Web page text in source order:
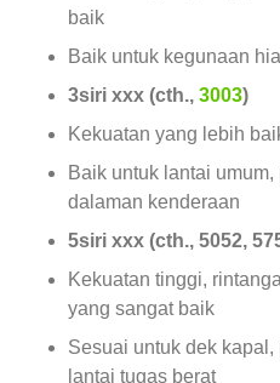
baik
Baik untuk kegunaan
3siri xxx (cth., 3003)
Kekuatan yang lebih
Baik untuk lantai
dalaman kenderaan
5siri xxx (cth., 5052,
Kekuatan tinggi,
yang sangat baik
Sesuai untuk dek
lantai tugas berat